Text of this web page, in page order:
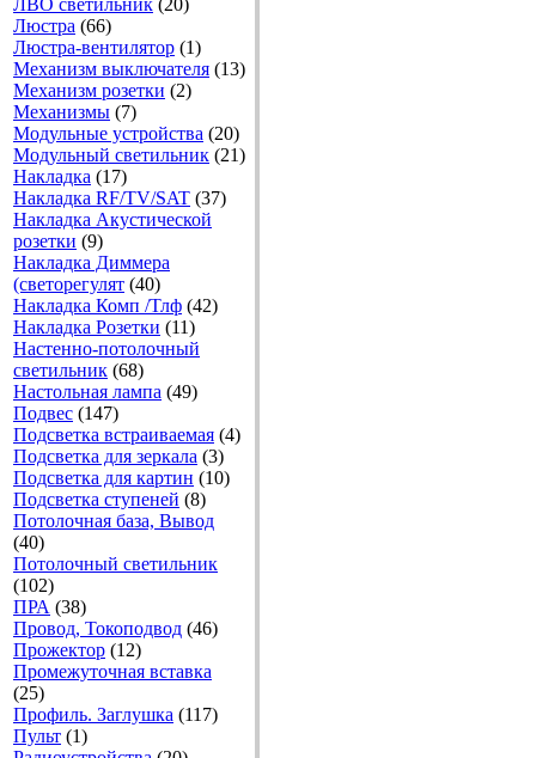
ЛВО светильник (20)
Люстра (66)
Люстра-вентилятор (1)
Механизм выключателя (13)
Механизм розетки (2)
Механизмы (7)
Модульные устройства (20)
Модульный светильник (21)
Накладка (17)
Накладка RF/TV/SAT (37)
Накладка Акустической
розетки (9)
Накладка Диммера
(светорегулят (40)
Накладка Комп /Тлф (42)
Накладка Розетки (11)
Настенно-потолочный
светильник (68)
Настольная лампа (49)
Подвес (147)
Подсветка встраиваемая (4)
Подсветка для зеркала (3)
Подсветка для картин (10)
Подсветка ступеней (8)
Потолочная база, Вывод
(40)
Потолочный светильник
(102)
ПРА (38)
Провод, Токоподвод (46)
Прожектор (12)
Промежуточная вставка
(25)
Профиль. Заглушка (117)
Пульт (1)